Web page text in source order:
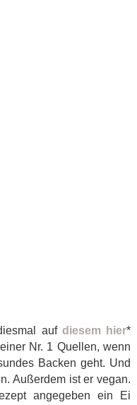
auf diesem hier*
Nr. 1 Quellen, wenn
Backen geht. Und
Außerdem ist er vegan.
angegeben ein Ei